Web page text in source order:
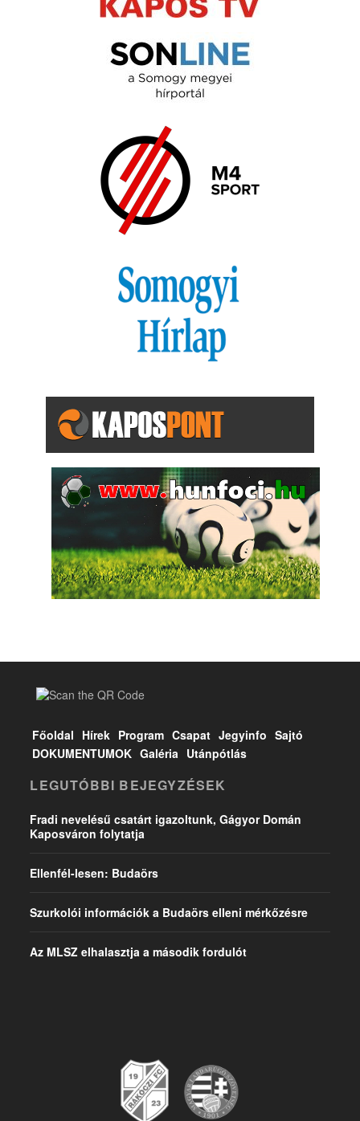
Főoldal Hírek Program Csapat Jegyinfo Sajtó
DOKUMENTUMOK Galéria Utánpótlás
LEGUTÓBBI BEJEGYZÉSEK
Fradi nevelésű csatárt igazoltunk, Gágyor Domán
Kaposváron folytatja
Ellenfél-lesen: Budaörs
Szurkolói információk a Budaörs elleni mérkőzésre
Az MLSZ elhalasztja a második fordulót